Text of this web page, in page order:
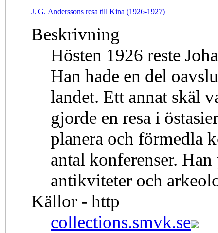
J. G. Anderssons resa till Kina (1926-1927)
Beskrivning
Hösten 1926 reste
Han hade en del
landet. Ett annat skäl
gjorde en resa i
planera och förmedla
antal konferenser.
antikviteter och
Källor - http
collections.smvk.se